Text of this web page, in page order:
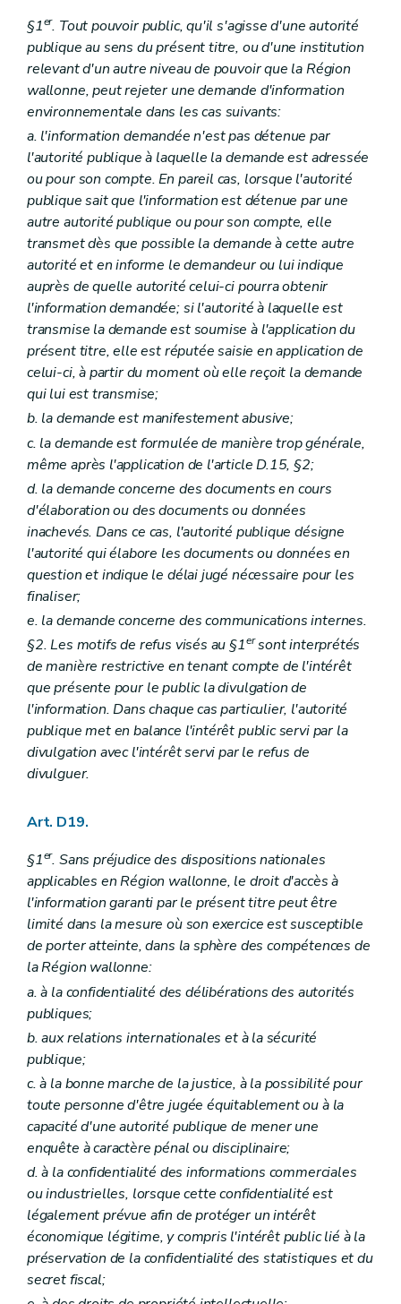
§1er. Tout pouvoir public, qu'il s'agisse d'une autorité
publique au sens du présent titre, ou d'une institution
relevant d'un autre niveau de pouvoir que la Région
wallonne, peut rejeter une demande d'information
environnementale dans les cas suivants:
a. l'information demandée n'est pas détenue par
l'autorité publique à laquelle la demande est adressée
ou pour son compte. En pareil cas, lorsque l'autorité
publique sait que l'information est détenue par une
autre autorité publique ou pour son compte, elle
transmet dès que possible la demande à cette autre
autorité et en informe le demandeur ou lui indique
auprès de quelle autorité celui-ci pourra obtenir
l'information demandée; si l'autorité à laquelle est
transmise la demande est soumise à l'application du
présent titre, elle est réputée saisie en application de
celui-ci, à partir du moment où elle reçoit la demande
qui lui est transmise;
b. la demande est manifestement abusive;
c. la demande est formulée de manière trop générale,
même après l'application de l'article D.15, §2;
d. la demande concerne des documents en cours
d'élaboration ou des documents ou données
inachevés. Dans ce cas, l'autorité publique désigne
l'autorité qui élabore les documents ou données en
question et indique le délai jugé nécessaire pour les
finaliser;
e. la demande concerne des communications internes.
§2. Les motifs de refus visés au §1ersont interprétés
de manière restrictive en tenant compte de l'intérêt
que présente pour le public la divulgation de
l'information. Dans chaque cas particulier, l'autorité
publique met en balance l'intérêt public servi par la
divulgation avec l'intérêt servi par le refus de
divulguer.
Art. D19.
§1er. Sans préjudice des dispositions nationales
applicables en Région wallonne, le droit d'accès à
l'information garanti par le présent titre peut être
limité dans la mesure où son exercice est susceptible
de porter atteinte, dans la sphère des compétences de
la Région wallonne:
a. à la confidentialité des délibérations des autorités
publiques;
b. aux relations internationales et à la sécurité
publique;
c. à la bonne marche de la justice, à la possibilité pour
toute personne d'être jugée équitablement ou à la
capacité d'une autorité publique de mener une
enquête à caractère pénal ou disciplinaire;
d. à la confidentialité des informations commerciales
ou industrielles, lorsque cette confidentialité est
légalement prévue afin de protéger un intérêt
économique légitime, y compris l'intérêt public lié à la
préservation de la confidentialité des statistiques et du
secret fiscal;